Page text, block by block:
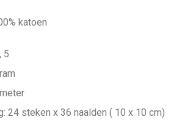
katoen
5
24 steken x 36 naalden ( 10 x 10 cm)